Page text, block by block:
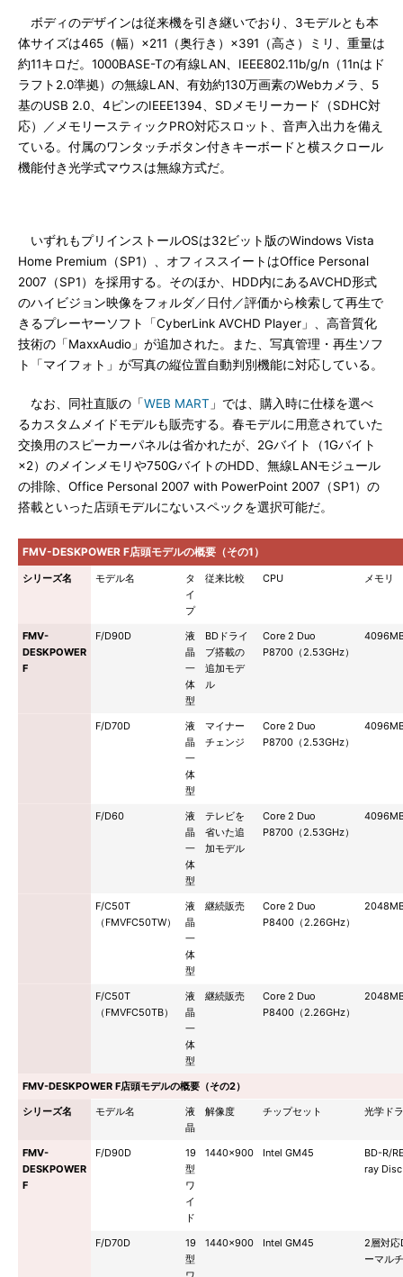
ボディのデザインは従来機を引き継いでおり、3モデルとも本
体サイズは465（幅）×211（奥行き）×391（高さ）ミリ、重量は
約11キロだ。1000BASE-Tの有線LAN、IEEE802.11b/g/n（11nはド
ラフト2.0準拠）の無線LAN、有効約130万画素のWebカメラ、5
基のUSB 2.0、4ピンのIEEE1394、SDメモリーカード（SDHC対
応）／メモリースティックPRO対応スロット、音声入出力を備え
ている。付属のワンタッチボタン付きキーボードと横スクロール
機能付き光学式マウスは無線方式だ。
いずれもプリインストールOSは32ビット版のWindows Vista
Home Premium（SP1）、オフィススイートはOffice Personal
2007（SP1）を採用する。そのほか、HDD内にあるAVCHD形式
のハイビジョン映像をフォルダ／日付／評価から検索して再生で
きるプレーヤーソフト「CyberLink AVCHD Player」、高音質化
技術の「MaxxAudio」が追加された。また、写真管理・再生ソフ
ト「マイフォト」が写真の縦位置自動判別機能に対応している。
なお、同社直販の「WEB MART 」では、購入時に仕様を選べ
るカスタムメイドモデルも販売する。春モデルに用意されていた
交換用のスピーカーパネルは省かれたが、2Gバイト（1Gバイト
×2）のメインメモリや750GバイトのHDD、無線LANモジュール
の排除、Office Personal 2007 with PowerPoint 2007（SP1）の
搭載といった店頭モデルにないスペックを選択可能だ。
FMV-DESKPOWER F店頭モデルの概要（その1）
シリーズ名 モデル名
タ
イ
プ
従来比較 CPU メモリ
FMV-
DESKPOWER
F
F/D90D
液
晶
一
体
型
BDドライ
ブ搭載の
追加モデ
ル
Core 2 Duo
P8700（2.53GHz）
F/D70D
液
晶
一
体
型
マイナー
チェンジ
Core 2 Duo
P8700（2.53GHz）
F/D60
液
晶
一
体
型
テレビを
省いた追
加モデル
Core 2 Duo
P8700（2.53GHz）
F/C50T
（FMVFC50TW）
液
晶
一
体
型
継続販売
Core 2 Duo
P8400（2.26GHz）
F/C50T
（FMVFC50TB）
液
晶
一
体
型
継続販売
Core 2 Duo
P8400（2.26GHz）
FMV-DESKPOWER F店頭モデルの概要（その2）
シリーズ名
モデル名
液
晶
解像度 チップセット 光学ド
FMV-
DESKPOWER
F
F/D90D
19
型
ワ
イ
ド
1440×900 Intel GM45
BD-R/
ray Disc
F/D70D
19
型
1440×900 Intel GM45
2層対応
ーマルチ